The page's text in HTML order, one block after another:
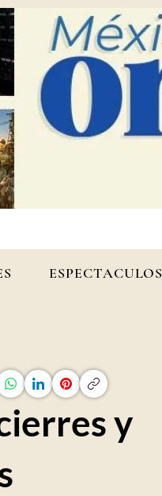
ESPECTACULOS
y